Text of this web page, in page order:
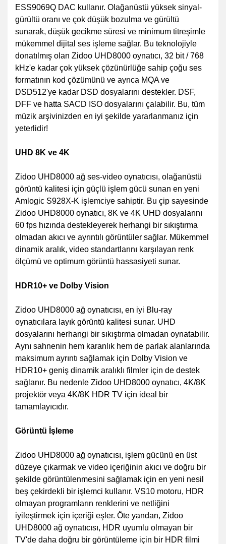
ESS9069Q DAC kullanır. Olağanüstü yüksek sinyal-
gürültü oranı ve çok düşük bozulma ve gürültü
sunarak, düşük gecikme süresi ve minimum titreşimle
mükemmel dijital ses işleme sağlar. Bu teknolojiyle
donatılmış olan Zidoo UHD8000 oynatıcı, 32 bit / 768
kHz'e kadar çok yüksek çözünürlüğe sahip çoğu ses
formatının kod çözümünü ve ayrıca MQA ve
DSD512'ye kadar DSD dosyalarını destekler. DSF,
DFF ve hatta SACD ISO dosyalarını çalabilir. Bu, tüm
müzik arşivinizden en iyi şekilde yararlanmanız için
yeterlidir!
UHD 8K ve 4K
Zidoo UHD8000 ağ ses-video oynatıcısı, olağanüstü
görüntü kalitesi için güçlü işlem gücü sunan en yeni
Amlogic S928X-K işlemciye sahiptir. Bu çip sayesinde
Zidoo UHD8000 oynatıcı, 8K ve 4K UHD dosyalarını
60 fps hızında destekleyerek herhangi bir sıkıştırma
olmadan akıcı ve ayrıntılı görüntüler sağlar. Mükemmel
dinamik aralık, video standartlarını karşılayan renk
ölçümü ve optimum görüntü hassasiyeti sunar.
HDR10+ ve Dolby Vision
Zidoo UHD8000 ağ oynatıcısı, en iyi Blu-ray
oynatıcılara layık görüntü kalitesi sunar. UHD
dosyalarını herhangi bir sıkıştırma olmadan oynatabilir.
Aynı sahnenin hem karanlık hem de parlak alanlarında
maksimum ayrıntı sağlamak için Dolby Vision ve
HDR10+ geniş dinamik aralıklı filmler için de destek
sağlanır. Bu nedenle Zidoo UHD8000 oynatıcı, 4K/8K
projektör veya 4K/8K HDR TV için ideal bir
tamamlayıcıdır.
Görüntü İşleme
Zidoo UHD8000 ağ oynatıcısı, işlem gücünü en üst
düzeye çıkarmak ve video içeriğinin akıcı ve doğru bir
şekilde görüntülenmesini sağlamak için en yeni nesil
beş çekirdekli bir işlemci kullanır. VS10 motoru, HDR
olmayan programların renklerini ve netliğini
iyileştirmek için içeriği eşler. Öte yandan, Zidoo
UHD8000 ağ oynatıcısı, HDR uyumlu olmayan bir
TV'de daha doğru bir görüntüleme için bir HDR filmi